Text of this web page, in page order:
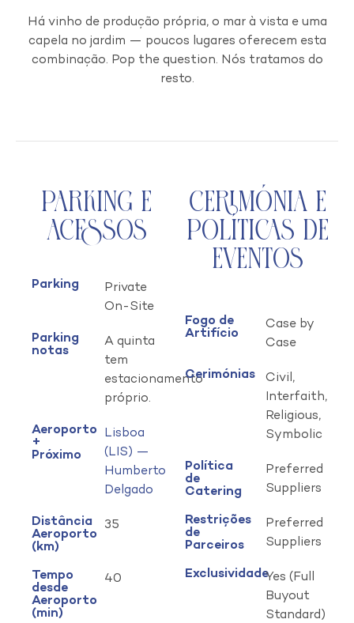
Há vinho de produção própria, o mar à vista e uma
capela no jardim — poucos lugares oferecem esta
combinação. Pop the question. Nós tratamos do
resto.
Parking e
Acessos
Parking
Private
On-Site
Parking
notas
A quinta
tem
estacionamento
próprio.
Aeroporto
+
Próximo
Lisboa
(LIS) —
Humberto
Delgado
Distância
Aeroporto
(km)
35
Tempo
desde
Aeroporto
(min)
40
Cerimónia e
Políticas de
Eventos
Fogo de
Artifício
Case by
Case
Cerimónias
Civil,
Interfaith,
Religious,
Symbolic
Política
de
Catering
Preferred
Suppliers
Restrições
de
Parceiros
Preferred
Suppliers
ExclusividadeYes (Full
Buyout
Standard)